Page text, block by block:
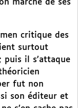
marché de ses
critique des
surtout
puis il s’attaque
fut non
son éditeur et